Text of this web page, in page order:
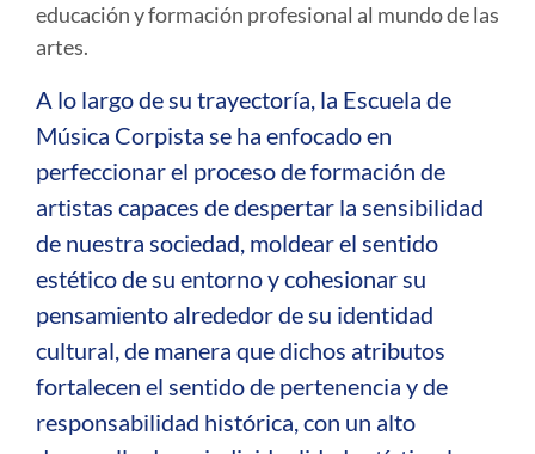
educación y formación profesional al mundo de las
artes.
A lo largo de su trayectoría, la Escuela de
Música Corpista se ha enfocado en
perfeccionar el proceso de formación de
artistas capaces de despertar la sensibilidad
de nuestra sociedad, moldear el sentido
estético de su entorno y cohesionar su
pensamiento alrededor de su identidad
cultural, de manera que dichos atributos
fortalecen el sentido de pertenencia y de
responsabilidad histórica, con un alto